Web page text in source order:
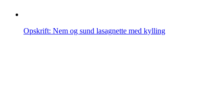
Opskrift: Nem og sund lasagnette med kylling